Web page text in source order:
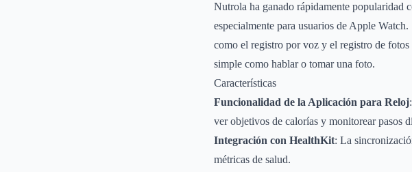
Nutrola ha ganado rápidamente popularidad
especialmente para usuarios de Apple
como el registro por voz y el registro de
simple como hablar o tomar una foto.
Características
Funcionalidad de la Aplicación para Reloj
ver objetivos de calorías y monitorear pasos
Integración con HealthKit: La
métricas de salud.